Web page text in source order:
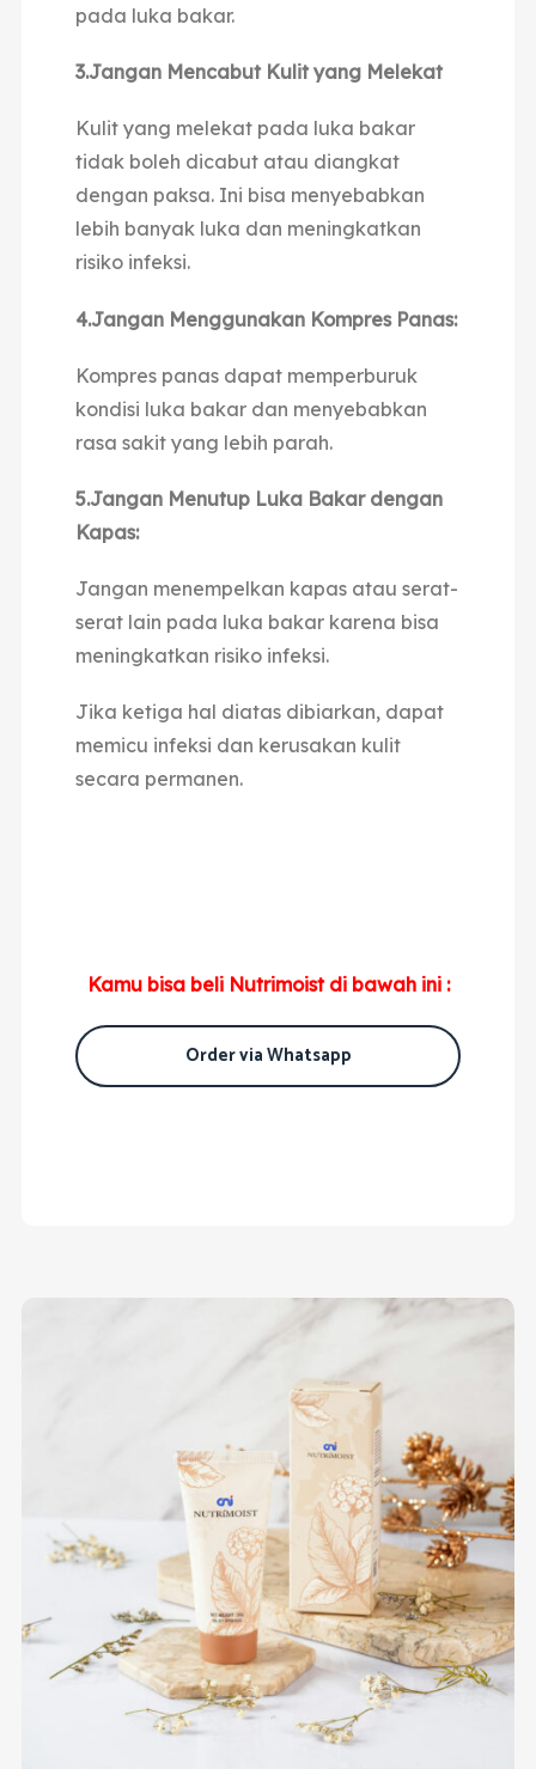
pada luka bakar.
3.Jangan Mencabut Kulit yang Melekat
Kulit yang melekat pada luka bakar
tidak boleh dicabut atau diangkat
dengan paksa. Ini bisa menyebabkan
lebih banyak luka dan meningkatkan
risiko infeksi.
4.Jangan Menggunakan Kompres Panas:
Kompres panas dapat memperburuk
kondisi luka bakar dan menyebabkan
rasa sakit yang lebih parah.
5.Jangan Menutup Luka Bakar dengan
Kapas:
Jangan menempelkan kapas atau serat-
serat lain pada luka bakar karena bisa
meningkatkan risiko infeksi.
Jika ketiga hal diatas dibiarkan, dapat
memicu infeksi dan kerusakan kulit
secara permanen.
Kamu bisa beli Nutrimoist di bawah ini :
Order via Whatsapp